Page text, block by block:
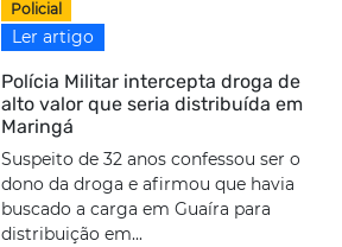
Policial
Ler artigo
Polícia Militar intercepta droga de
alto valor que seria distribuída em
Maringá
Suspeito de 32 anos confessou ser o
dono da droga e afirmou que havia
buscado a carga em Guaíra para
distribuição em...